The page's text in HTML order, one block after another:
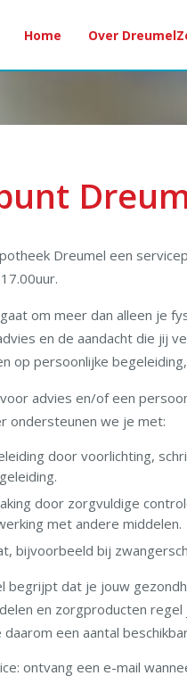
Home Over
Dreumel een
om meer dan alleen je
en de aandacht die jij
op persoonlijke
advies en/of een
ondersteunen we je met:
door voorlichting,
door zorgvuldige
met andere middelen.
bijvoorbeeld bij
begrijpt dat je jouw
en zorgproducten
een aantal
ontvang een e-mail